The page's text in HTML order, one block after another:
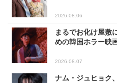
2026.08.06
まるでお化け屋敷
めの韓国ホラー映
2026.08.07
ナム・ジュヒョク